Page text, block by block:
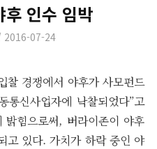
후 인수 임박
Posted
2016-07-24
찰 경쟁에서 야후가 사모펀드
신사업자에 낙찰되었다”고
힘으로써, 버라이존이 야후
고 있다. 가치가 하락 중인 야